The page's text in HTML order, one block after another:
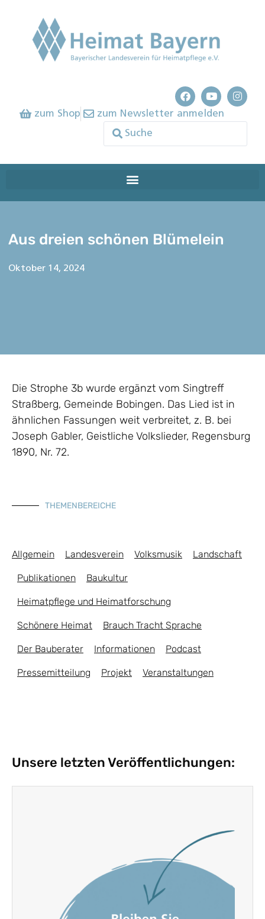
zum Shop zum Newsletter anmelden
Aus dreien schönen Blümelein
Oktober 14, 2024
Die Strophe 3b wurde ergänzt vom Singtreff
Straßberg, Gemeinde Bobingen. Das Lied ist in
ähnlichen Fassungen weit verbreitet, z. B. bei
Joseph Gabler, Geistliche Volkslieder, Regensburg
1890, Nr. 72.
THEMENBEREICHE
Allgemein Landesverein Volksmusik Landschaft
Publikationen Baukultur
Heimatpflege und Heimatforschung
Schönere Heimat Brauch Tracht Sprache
Der Bauberater Informationen Podcast
Pressemitteilung Projekt Veranstaltungen
Unsere letzten Veröffentlichungen: